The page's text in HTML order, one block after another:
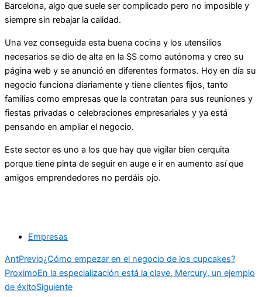
Barcelona, algo que suele ser complicado pero no imposible y
siempre sin rebajar la calidad.
Una vez conseguida esta buena cocina y los utensilios
necesarios se dio de alta en la SS como autónoma y creo su
página web y se anunció en diferentes formatos. Hoy en día su
negocio funciona diariamente y tiene clientes fijos, tanto
familias como empresas que la contratan para sus reuniones y
fiestas privadas o celebraciones empresariales y ya está
pensando en ampliar el negocio.
Este sector es uno a los que hay que vigilar bien cerquita
porque tiene pinta de seguir en auge e ir en aumento así que
amigos emprendedores no perdáis ojo.
Empresas
AntPrevio¿Cómo empezar en el negocio de los cupcakes?
ProximoEn la especialización está la clave. Mercury, un ejemplo
de éxitoSiguiente